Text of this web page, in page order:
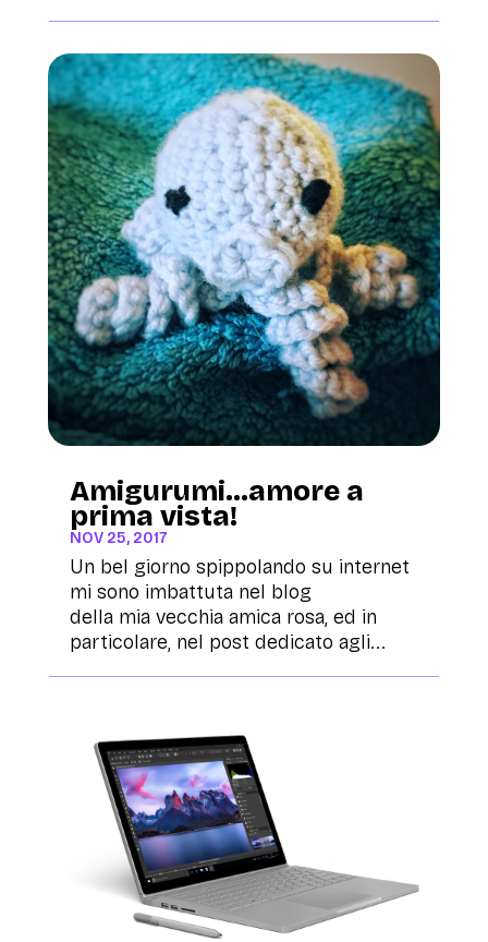
Amigurumi…amore a
prima vista!
NOV 25, 2017
Un bel giorno spippolando su internet
mi sono imbattuta nel blog
della mia vecchia amica rosa, ed in
particolare, nel post dedicato agli...